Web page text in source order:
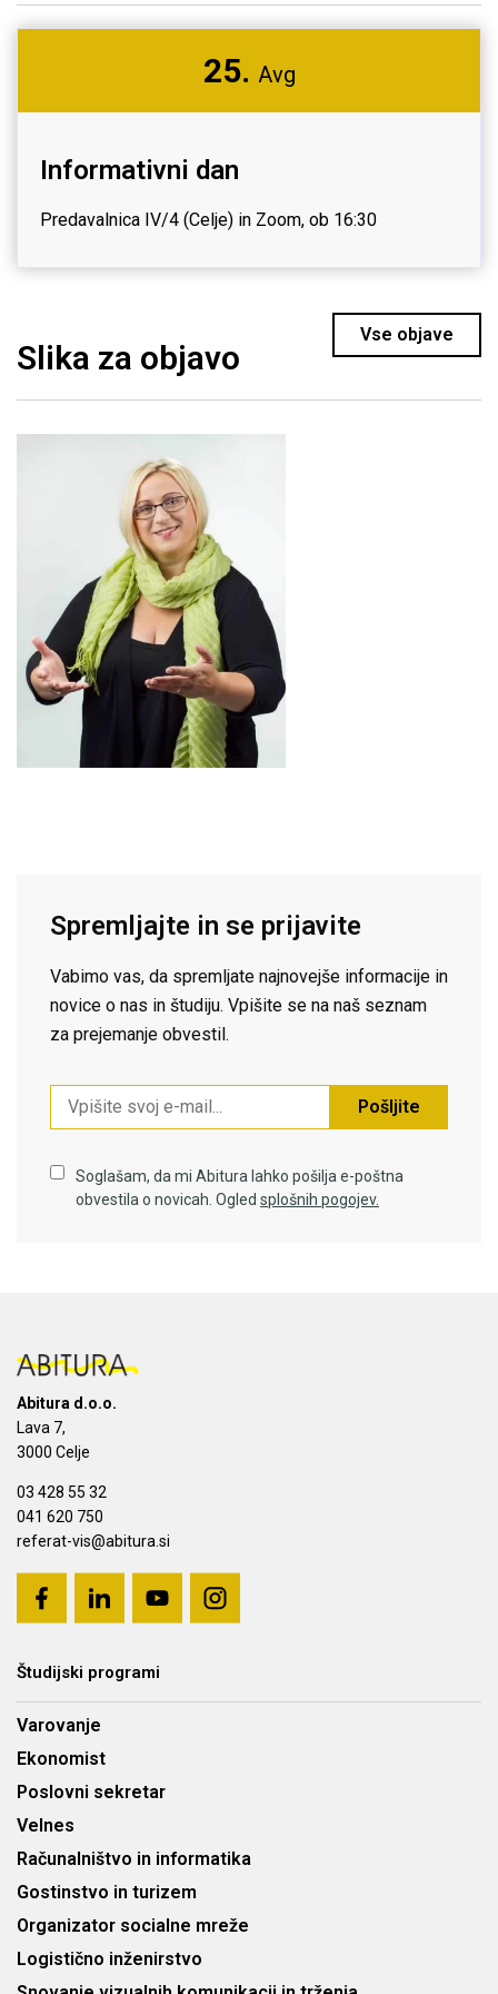
25. Avg
Informativni dan
Predavalnica IV/4 (Celje) in Zoom, ob 16:30
Vse objave
Slika za objavo
Spremljajte in se prijavite
Vabimo vas, da spremljate najnovejše informacije in
novice o nas in študiju. Vpišite se na naš seznam
za prejemanje obvestil.
Pošljite
Soglašam, da mi Abitura lahko pošilja e-poštna
obvestila o novicah. Ogled splošnih pogojev.
Abitura d.o.o.
Lava 7,
3000 Celje
03 428 55 32
041 620 750
referat-vis@abitura.si
Študijski programi
Varovanje
Ekonomist
Poslovni sekretar
Velnes
Računalništvo in informatika
Gostinstvo in turizem
Organizator socialne mreže
Logistično inženirstvo